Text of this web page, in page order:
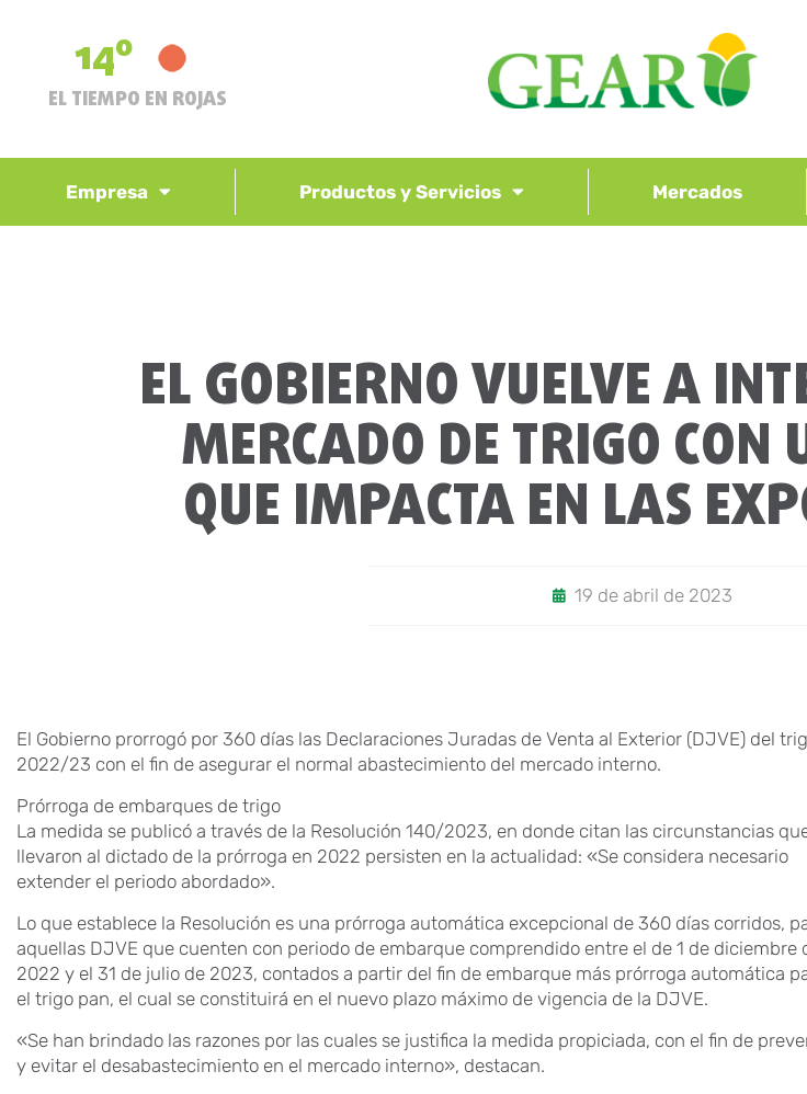
14º
EL TIEMPO EN ROJAS
Empresa Productos y Servicios Mercados
EL GOBIERNO VUELVE A
MERCADO DE TRIGO
QUE IMPACTA EN LAS
19 de abril de 2023
El Gobierno prorrogó por 360 días las Declaraciones Juradas de Venta al Exterior (DJVE) del
2022/23 con el fin de asegurar el normal abastecimiento del mercado interno.
Prórroga de embarques de trigo
La medida se publicó a través de la Resolución 140/2023, en donde citan las circunstancias
llevaron al dictado de la prórroga en 2022 persisten en la actualidad: «Se considera necesario
extender el periodo abordado».
Lo que establece la Resolución es una prórroga automática excepcional de 360 días corridos,
aquellas DJVE que cuenten con periodo de embarque comprendido entre el de 1 de diciembre
2022 y el 31 de julio de 2023, contados a partir del fin de embarque más prórroga automática
el trigo pan, el cual se constituirá en el nuevo plazo máximo de vigencia de la DJVE.
«Se han brindado las razones por las cuales se justifica la medida propiciada, con el fin de
y evitar el desabastecimiento en el mercado interno», destacan.